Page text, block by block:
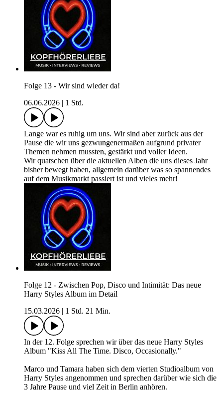
Folge 13 - Wir sind wieder da!
06.06.2026
1 Std.
Lange war es ruhig um uns. Wir sind aber zurück aus der
Pause die wir uns gezwungenermaßen aufgrund privater
Themen nehmen mussten, gestärkt und voller Ideen.
Wir quatschen über die aktuellen Alben die uns dieses Jahr
bisher bewegt haben, allgemein darüber was so spannendes
auf dem Musikmarkt passiert ist und vieles mehr!
Folge 12 - Zwischen Pop, Disco und Intimität: Das neue
Harry Styles Album im Detail
15.03.2026
1 Std. 21 Min.
In der 12. Folge sprechen wir über das neue Harry Styles
Album "Kiss All The Time. Disco, Occasionally."
Marco und Tamara haben sich dem vierten Studioalbum von
Harry Styles angenommen und sprechen darüber wie sich die
3 Jahre Pause und viel Zeit in Berlin anhören.